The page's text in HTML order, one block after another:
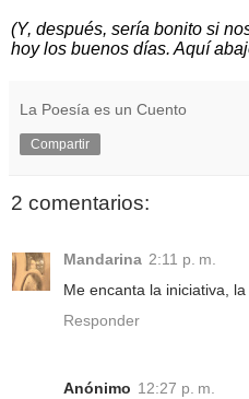
(Y, después, sería bonito si
hoy los buenos días. Aquí
La Poesía es un Cuento
Compartir
2 comentarios:
Mandarina 2:11 p. m.
Me encanta la iniciativa,
Responder
Anónimo 12:27 p. m.